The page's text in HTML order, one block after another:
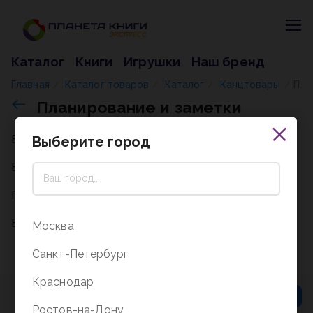
Каталог Книги Игрушки Наш бренд
Главная Каталог товаров Каталог Канцтовары
Планирование и заметки
Все
Ежедневники
Планеры
Блокноты
Выберите город
Москва
Санкт-Петербург
Краснодар
Ростов-на-Дону